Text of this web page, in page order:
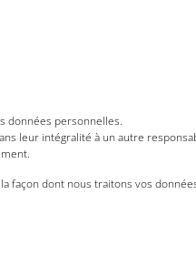
données personnelles.
leur intégralité à un autre
façon dont nous traitons vos